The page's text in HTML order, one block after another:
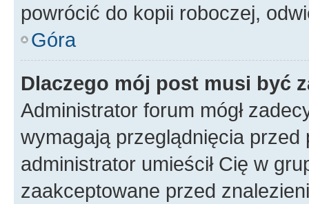
powrócić do kopii roboczej,
Góra
Dlaczego mój post musi być
Administrator forum mógł
wymagają przeglądnięcia
administrator umieścił Cię w
zaakceptowane przed